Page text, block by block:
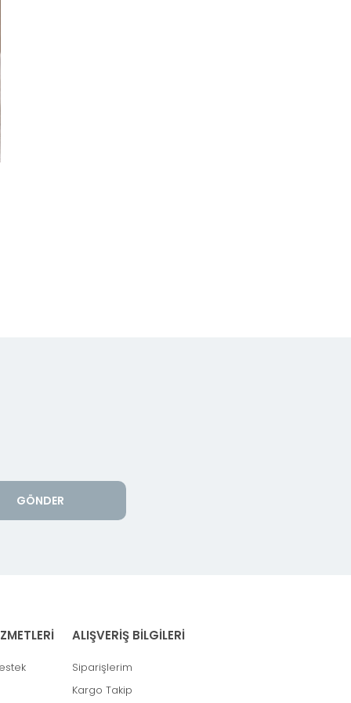
GÖNDER
ALIŞVERİŞ BİLGİLERİ
Siparişlerim
Kargo Takip